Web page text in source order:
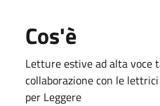
Cos'è
Letture estive ad alta voce
collaborazione con le
per Leggere